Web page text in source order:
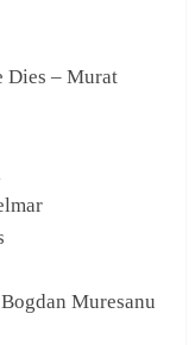
Dies – Murat
Muresanu